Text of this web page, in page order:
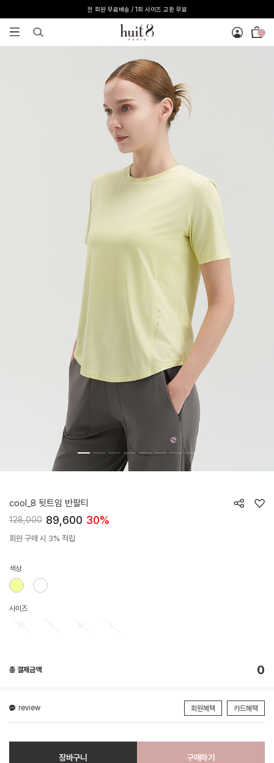
[온라인 익스클루시브] 온라인 회원 단독 40%
cool_8 뒷트임 반팔티
128,000 89,600 30%
회원 구매 시 3% 적립
색상
사이즈
총 결제금액 0
review 회원혜택 카드혜택
장바구니 구매하기